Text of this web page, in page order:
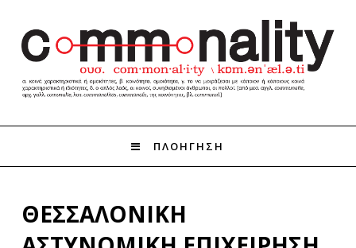
ΠΛΟΗΓΗΣΗ
ΘΕΣΣΑΛΟΝΙΚΗ